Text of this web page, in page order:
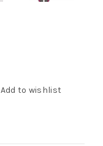
Add to wishlist